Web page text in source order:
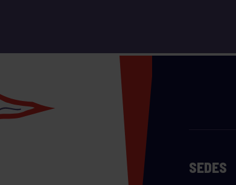
SEDES